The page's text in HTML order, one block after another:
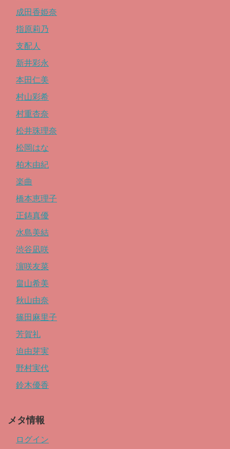
成田香姫奈
指原莉乃
支配人
新井彩永
本田仁美
村山彩希
村重杏奈
松井珠理奈
松岡はな
柏木由紀
楽曲
橋本恵理子
正鋳真優
水島美結
渋谷凪咲
濵咲友菜
畠山希美
秋山由奈
篠田麻里子
芳賀礼
迫由芽実
野村実代
鈴木優香
メタ情報
ログイン